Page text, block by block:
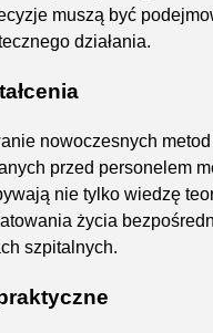
muszą być
działania.
nowoczesnych
przed personelem
nie tylko wiedzę
życia
szpitalnych.